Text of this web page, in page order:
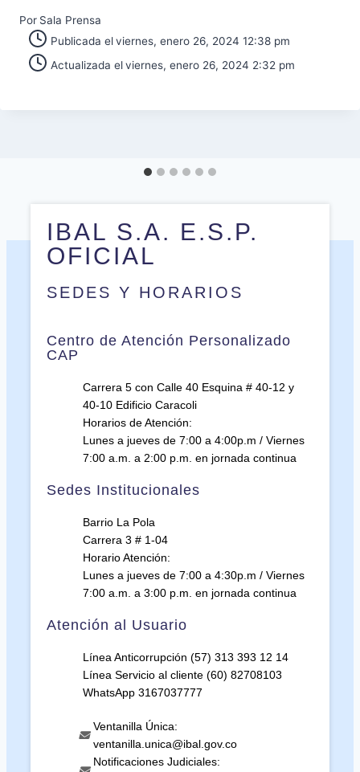
Por Sala Prensa
Publicada elviernes, enero 26, 2024 12:38 pm
Actualizada elviernes, enero 26, 2024 2:32 pm
IBAL S.A. E.S.P.
OFICIAL
SEDES Y HORARIOS
Centro de Atención Personalizado
CAP
Carrera 5 con Calle 40 Esquina # 40-12 y
40-10 Edificio Caracoli
Horarios de Atención:
Lunes a jueves de 7:00 a 4:00p.m / Viernes
7:00 a.m. a 2:00 p.m. en jornada continua
Sedes Institucionales
Barrio La Pola
Carrera 3 # 1-04
Horario Atención:
Lunes a jueves de 7:00 a 4:30p.m / Viernes
7:00 a.m. a 3:00 p.m. en jornada continua
Atención al Usuario
Línea Anticorrupción (57) 313 393 12 14
Línea Servicio al cliente (60) 82708103
WhatsApp 3167037777
Ventanilla Única:
ventanilla.unica@ibal.gov.co
Notificaciones Judiciales: